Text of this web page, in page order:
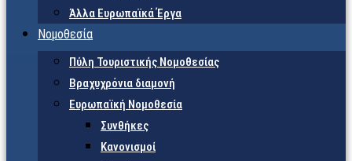
Άλλα Ευρωπαϊκά Έργα
Νομοθεσία
Πύλη Τουριστικής Νομοθεσίας
Βραχυχρόνια διαμονή
Ευρωπαϊκή Νομοθεσία
Συνθήκες
Κανονισμοί